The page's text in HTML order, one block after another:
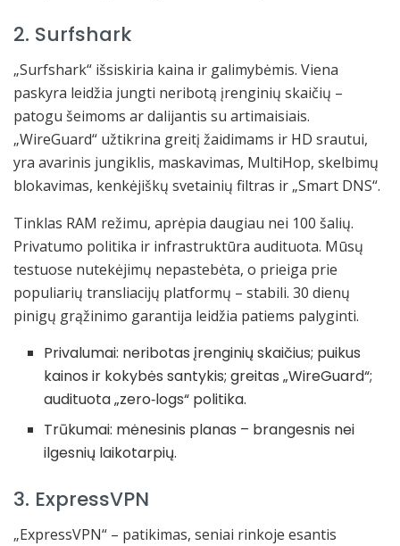
2. Surfshark
„Surfshark“ išsiskiria kaina ir galimybėmis. Viena
paskyra leidžia jungti neribotą įrenginių skaičių –
patogu šeimoms ar dalijantis su artimaisiais.
„WireGuard“ užtikrina greitį žaidimams ir HD srautui,
yra avarinis jungiklis, maskavimas, MultiHop, skelbimų
blokavimas, kenkėjiškų svetainių filtras ir „Smart DNS“.
Tinklas RAM režimu, aprėpia daugiau nei 100 šalių.
Privatumo politika ir infrastruktūra audituota. Mūsų
testuose nutekėjimų nepastebėta, o prieiga prie
populiarių transliacijų platformų – stabili. 30 dienų
pinigų grąžinimo garantija leidžia patiems palyginti.
Privalumai: neribotas įrenginių skaičius; puikus
kainos ir kokybės santykis; greitas „WireGuard“;
audituota „zero‑logs“ politika.
Trūkumai: mėnesinis planas – brangesnis nei
ilgesnių laikotarpių.
3. ExpressVPN
„ExpressVPN“ – patikimas, seniai rinkoje esantis